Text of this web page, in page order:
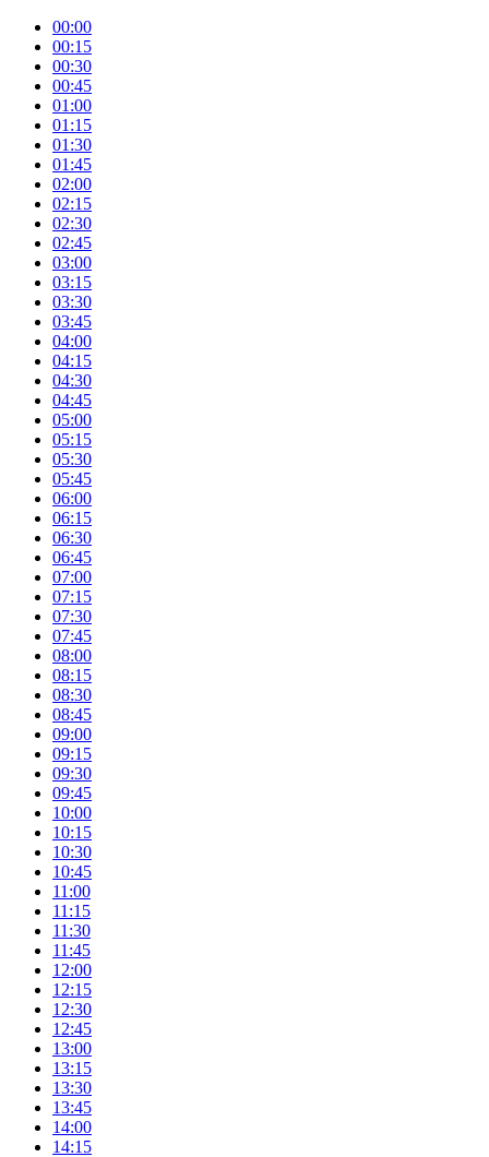
00:00
00:15
00:30
00:45
01:00
01:15
01:30
01:45
02:00
02:15
02:30
02:45
03:00
03:15
03:30
03:45
04:00
04:15
04:30
04:45
05:00
05:15
05:30
05:45
06:00
06:15
06:30
06:45
07:00
07:15
07:30
07:45
08:00
08:15
08:30
08:45
09:00
09:15
09:30
09:45
10:00
10:15
10:30
10:45
11:00
11:15
11:30
11:45
12:00
12:15
12:30
12:45
13:00
13:15
13:30
13:45
14:00
14:15